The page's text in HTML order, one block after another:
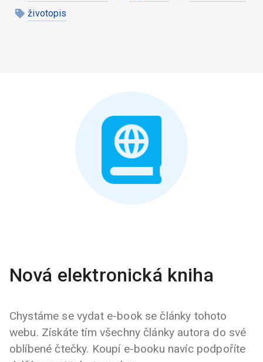
životopis
Nová elektronická kniha
Chystáme se vydat e-book se články tohoto
webu. Získáte tím všechny články autora do své
oblíbené čtečky. Koupí e-booku navíc podpoříte